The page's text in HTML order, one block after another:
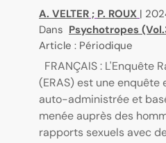
A. VELTER ; P. ROUX |
Dans Psychotropes
Article : Périodique
FRANÇAIS : L'Enquête
(ERAS) est une enquête
auto-administrée et
menée auprès des
rapports sexuels avec